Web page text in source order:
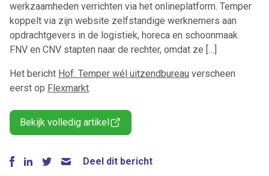
werkzaamheden verrichten via het onlineplatform. Temper
koppelt via zijn website zelfstandige werknemers aan
opdrachtgevers in de logistiek, horeca en schoonmaak.
FNV en CNV stapten naar de rechter, omdat ze […]
Het bericht Hof: Temper wél uitzendbureau verscheen
eerst op Flexmarkt.
Bekijk volledig artikel
Deel dit bericht